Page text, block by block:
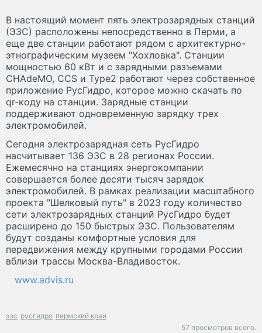
В настоящий момент пять электрозарядных станций
(ЭЗС) расположены непосредственно в Перми, а
еще две станции работают рядом с архитектурно-
этнографическим музеем "Хохловка". Станции
мощностью 60 кВт и с зарядными разъемами
CHAdeMO, CCS и Type2 работают через собственное
приложение РусГидро, которое можно скачать по
qr-коду на станции. Зарядные станции
поддерживают одновременную зарядку трех
электромобилей.
Сегодня электрозарядная сеть РусГидро
насчитывает 136 ЭЗС в 28 регионах России.
Ежемесячно на станциях энергокомпании
совершается более десяти тысяч зарядок
электромобилей. В рамках реализации масштабного
проекта "Шелковый путь" в 2023 году количество
сети электрозарядных станций РусГидро будет
расширено до 150 быстрых ЭЗС. Пользователям
будут созданы комфортные условия для
передвижения между крупными городами России
вблизи трассы Москва-Владивосток.
www.advis.ru
эзс русгидро пермский край
57 просмотров всего.